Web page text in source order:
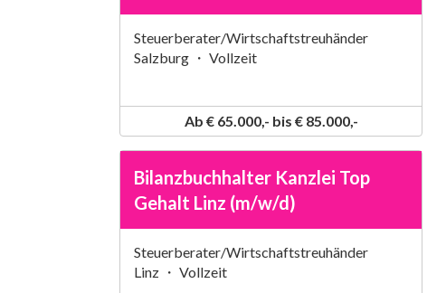
Steuerberater/Wirtschaftstreuhänder
Salzburg ・ Vollzeit
Ab € 65.000,- bis € 85.000,-
Bilanzbuchhalter Kanzlei Top
Gehalt Linz (m/w/d)
Steuerberater/Wirtschaftstreuhänder
Linz ・ Vollzeit